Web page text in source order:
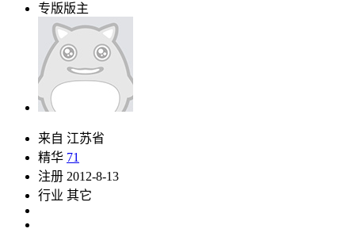
专版版主
来自 江苏省
精华 71
注册 2012-8-13
行业 其它